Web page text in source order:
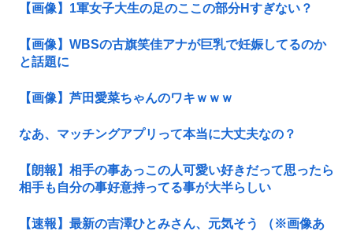
【画像】1軍女子大生の足のここの部分Нすぎない？
【画像】WBSの古旗笑佳アナが巨乳で妊娠してるのか
と話題に
【画像】芦田愛菜ちゃんのワキｗｗｗ
なあ、マッチングアプリって本当に大丈夫なの？
【朗報】相手の事あっこの人可愛い好きだって思ったら
相手も自分の事好意持ってる事が大半らしい
【速報】最新の吉澤ひとみさん、元気そう （※画像あ